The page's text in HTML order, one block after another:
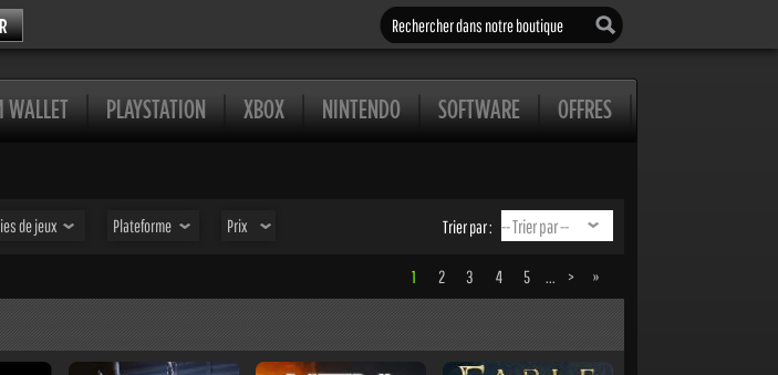
Rechercher dans notre boutique
WALLET PLAYSTATION XBOX NINTENDO SOFTWARE OFFRES
de jeux Plateforme Prix Trier par :
1 2 3 4 5 ... > »